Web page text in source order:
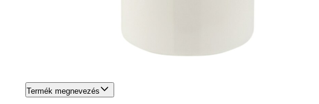
Termék megnevezés